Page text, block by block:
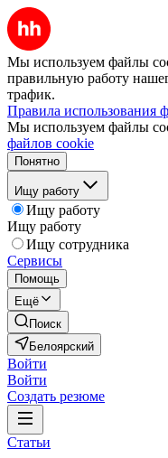
Мы используем файлы
правильную работу
трафик.
Правила использования
Мы используем файлы
файлов cookie
Понятно
Ищу работу
Ищу работу
Ищу работу
Ищу сотрудника
Сервисы
Помощь
Ещё
Поиск
Белоярский
Войти
Войти
Создать резюме
Статьи